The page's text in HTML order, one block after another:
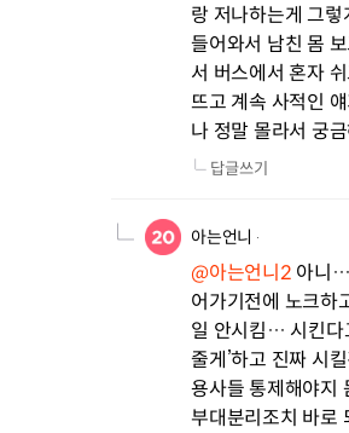
랑 저나하는게 그
들어와서 남친 몸
서 버스에서 혼자
뜨고 계속 사적인
나 정말 몰라서 궁
답글쓰기
아는언니
@아는언니2 아니
어가기전에 노크하
일 안시킴… 시킨다
줄게’하고 진짜 시
용사들 통제해야지
부대분리조치 바로